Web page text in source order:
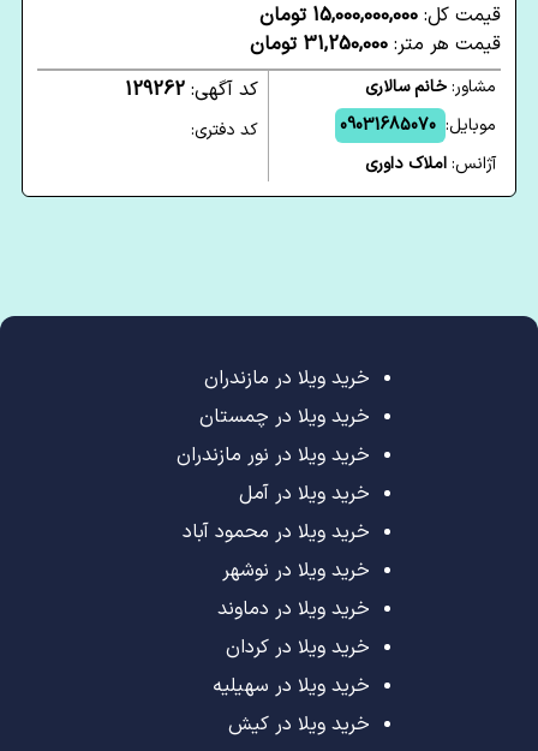
قیمت کل: 15,000,000,000 تومان
قیمت هر متر: 31,250,000 تومان
مشاور:خانم سالاری
موبایل: 09031685070
آژانس:املاک داوری
کد آگهی: 129262
کد دفتری:
خرید ویلا در مازندران
خرید ویلا در چمستان
خرید ویلا در نور مازندران
خرید ویلا در آمل
خرید ویلا در محمود آباد
خرید ویلا در نوشهر
خرید ویلا در دماوند
خرید ویلا در کردان
خرید ویلا در سهیلیه
خرید ویلا در کیش